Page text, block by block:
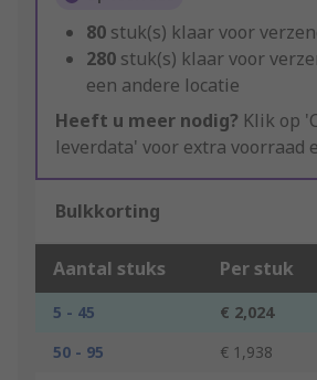
80 stuk(s) klaar voor
280 stuk(s) klaar voor
een andere locatie
Heeft u meer nodig? Klik op
leverdata' voor extra voorraad
Bulkkorting
Aantal stuks Per stuk
5 - 45 € 2,024
50 - 95
€ 1,938